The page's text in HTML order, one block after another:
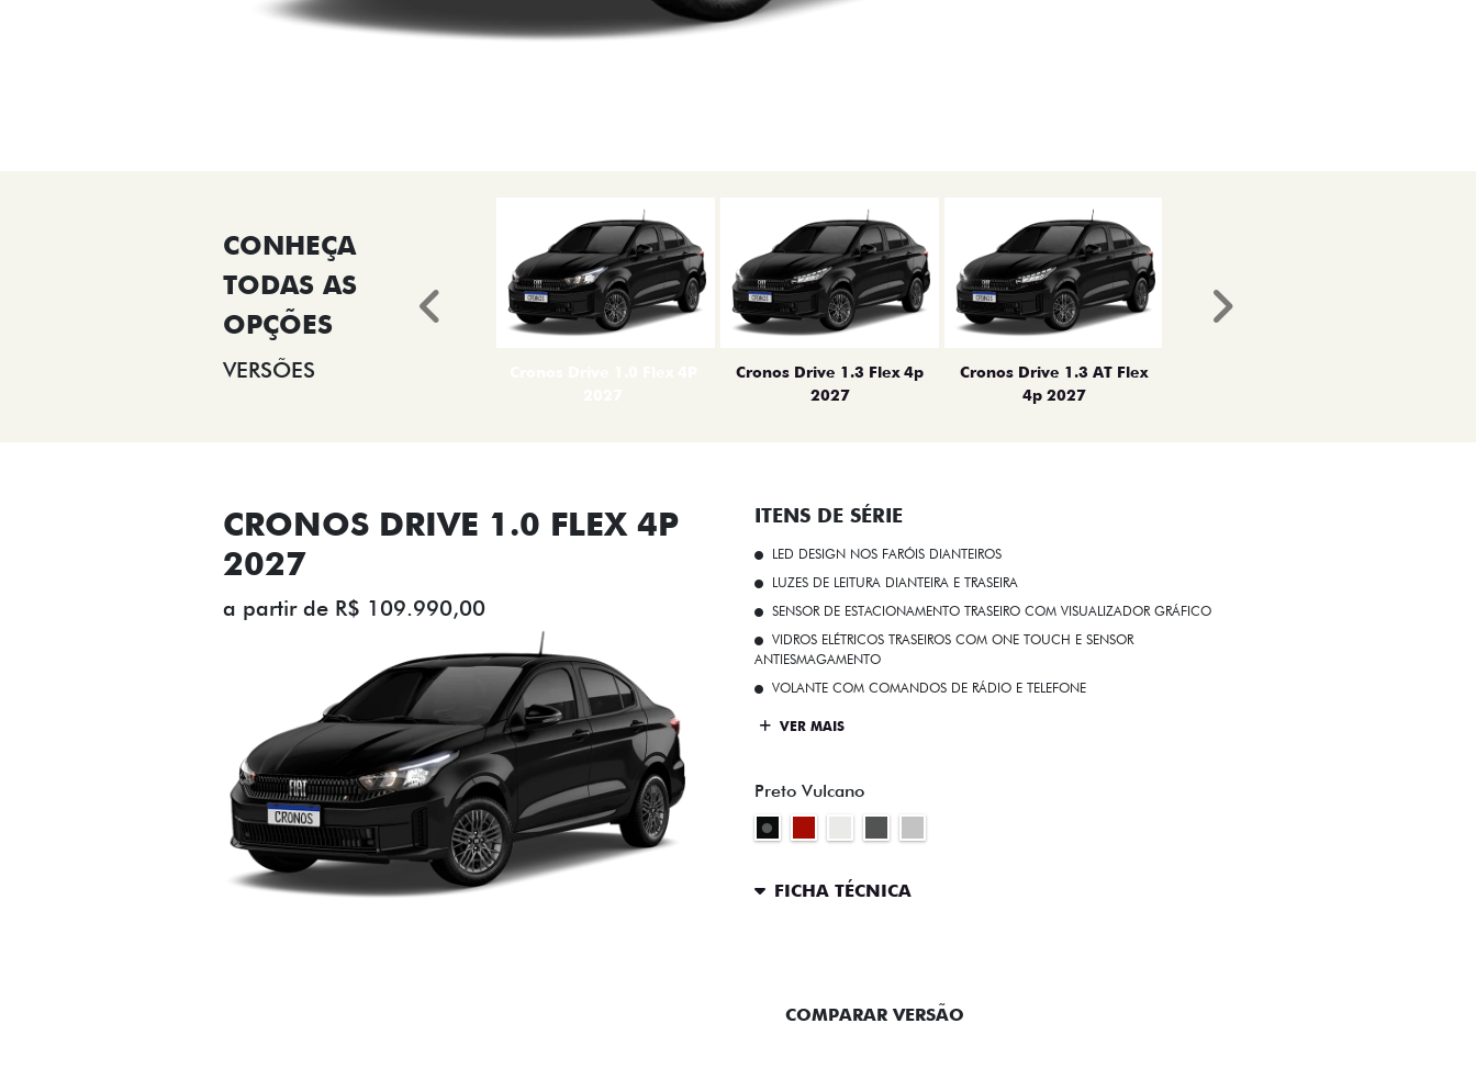
VERSÕES
Cronos Drive 1.3 Flex 4p
2027
Cronos Drive 1.3 AT Flex
4p 2027
Anterior Próximo
CRONOS DRIVE 1.0 FLEX 4P
2027
a partir de R$ 109.990,00
ITENS DE SÉRIE
LED DESIGN NOS FARÓIS DIANTEIROS
LUZES DE LEITURA DIANTEIRA E TRASEIRA
SENSOR DE ESTACIONAMENTO TRASEIRO COM VISUALIZADOR GRÁFICO
VIDROS ELÉTRICOS TRASEIROS COM ONE TOUCH E SENSOR
ANTIESMAGAMENTO
VOLANTE COM COMANDOS DE RÁDIO E TELEFONE
VER MAIS
Preto Vulcano
FICHA TÉCNICA
COMPARAR VERSÃO